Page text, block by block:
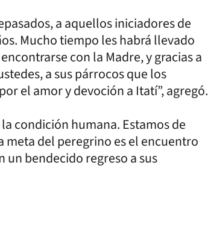
a aquellos iniciadores de
Mucho tiempo les habrá llevado
con la Madre, y gracias a
a sus párrocos que los
el amor y devoción a Itatí”, agregó.
condición humana. Estamos de
meta del peregrino es el encuentro
un bendecido regreso a sus